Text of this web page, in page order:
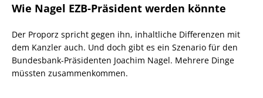
Wie Nagel EZB-Präsident werden könnte
Der Proporz spricht gegen ihn, inhaltliche Differenzen mit
dem Kanzler auch. Und doch gibt es ein Szenario für den
Bundesbank-Präsidenten Joachim Nagel. Mehrere Dinge
müssten zusammenkommen.